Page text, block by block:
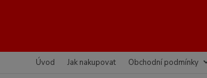
Úvod Jak nakupovat Obchodní podmínky